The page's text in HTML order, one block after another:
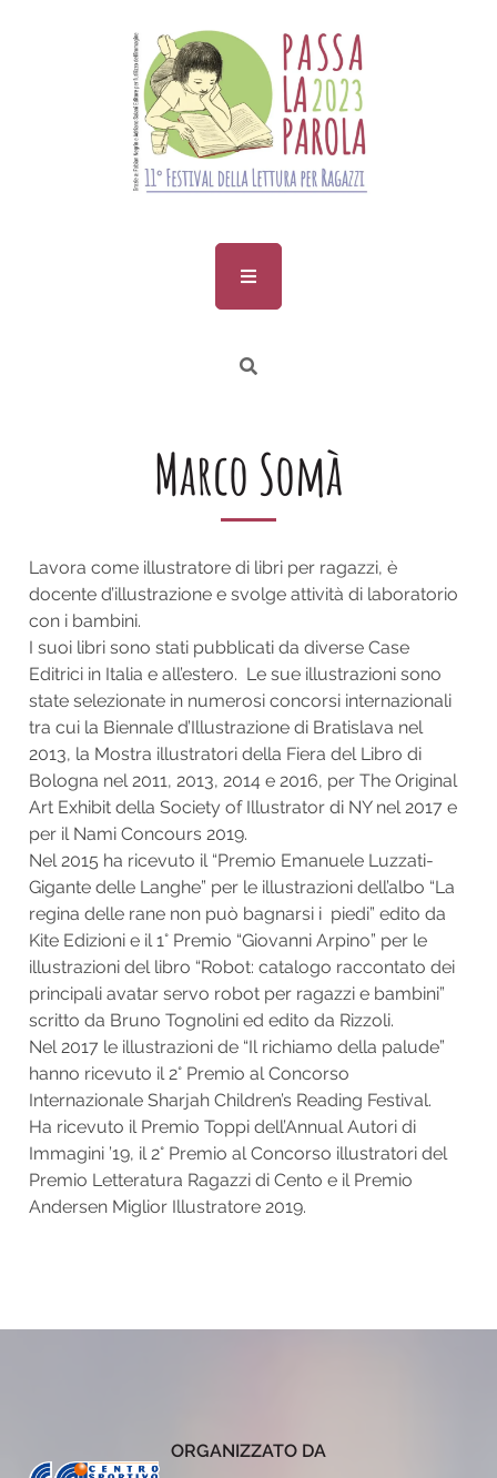
Marco Somà
Lavora come illustratore di libri per ragazzi, è
docente d’illustrazione e svolge attività di laboratorio
con i bambini.
I suoi libri sono stati pubblicati da diverse Case
Editrici in Italia e all’estero. Le sue illustrazioni sono
state selezionate in numerosi concorsi internazionali
tra cui la Biennale d’Illustrazione di Bratislava nel
2013, la Mostra illustratori della Fiera del Libro di
Bologna nel 2011, 2013, 2014 e 2016, per The Original
Art Exhibit della Society of Illustrator di NY nel 2017 e
per il Nami Concours 2019.
Nel 2015 ha ricevuto il “Premio Emanuele Luzzati-
Gigante delle Langhe” per le illustrazioni dell’albo “La
regina delle rane non può bagnarsi i piedi” edito da
Kite Edizioni e il 1° Premio “Giovanni Arpino” per le
illustrazioni del libro “Robot: catalogo raccontato dei
principali avatar servo robot per ragazzi e bambini”
scritto da Bruno Tognolini ed edito da Rizzoli.
Nel 2017 le illustrazioni de “Il richiamo della palude”
hanno ricevuto il 2° Premio al Concorso
Internazionale Sharjah Children’s Reading Festival.
Ha ricevuto il Premio Toppi dell’Annual Autori di
Immagini ’19, il 2° Premio al Concorso illustratori del
Premio Letteratura Ragazzi di Cento e il Premio
Andersen Miglior Illustratore 2019.
ORGANIZZATO DA